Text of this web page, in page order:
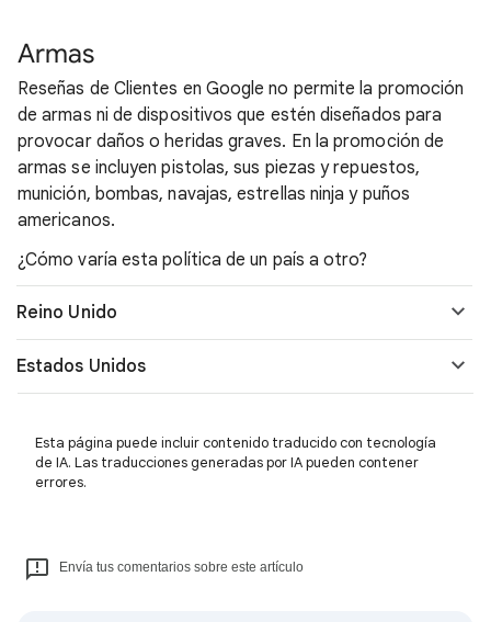
Armas
Reseñas de Clientes en Google no permite la promoción
de armas ni de dispositivos que estén diseñados para
provocar daños o heridas graves. En la promoción de
armas se incluyen pistolas, sus piezas y repuestos,
munición, bombas, navajas, estrellas ninja y puños
americanos.
¿Cómo varía esta política de un país a otro?
Reino Unido
Estados Unidos
Esta página puede incluir contenido traducido con tecnología
de IA. Las traducciones generadas por IA pueden contener
errores.
Envía tus comentarios sobre este artículo